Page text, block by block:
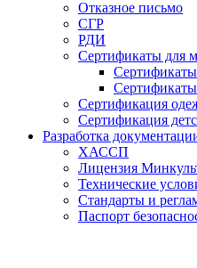
Отказное письмо
СГР
РДИ
Сертификаты для
Сертификация
Сертификация
Разработка
ХАССП
Лицензия
Технические
Стандарты и
Паспорт